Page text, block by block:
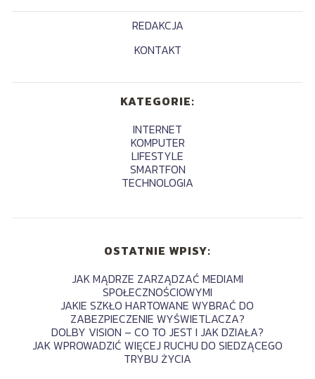
REDAKCJA
KONTAKT
KATEGORIE:
INTERNET
KOMPUTER
LIFESTYLE
SMARTFON
TECHNOLOGIA
OSTATNIE WPISY:
JAK MĄDRZE ZARZĄDZAĆ MEDIAMI
SPOŁECZNOŚCIOWYMI
JAKIE SZKŁO HARTOWANE WYBRAĆ DO
ZABEZPIECZENIE WYŚWIETLACZA?
DOLBY VISION – CO TO JEST I JAK DZIAŁA?
JAK WPROWADZIĆ WIĘCEJ RUCHU DO SIEDZĄCEGO
TRYBU ŻYCIA